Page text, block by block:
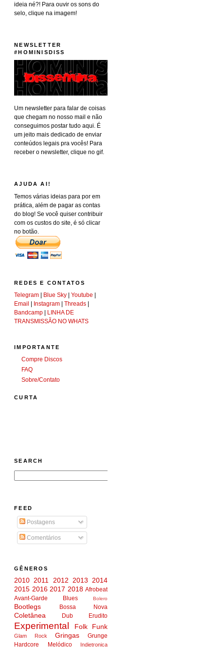
ideia né?! Para ouvir os sons do
selo, clique na imagem!
NEWSLETTER
#HOMINISDISS
Um newsletter para falar de coisas
que chegam no nosso mail e não
conseguimos postar tudo aqui. É
um jeito mais dedicado de enviar
conteúdos legais pra vocês! Para
receber o newsletter, clique no gif.
AJUDA AI!
Temos várias ideias para por em
prática, além de pagar as contas
do blog! Se você quiser contribuir
com os custos do site, é só clicar
no botão.
REDES E CONTATOS
Telegram | Blue Sky |Youtube |
Email | Instagram |Threads |
Bandcamp | LINHA DE
TRANSMISSÃO NO WHATS
IMPORTANTE
Compre Discos
FAQ
Sobre/Contato
CURTA
SEARCH
FEED
Postagens
Comentários
GÊNEROS
2010 2011 2012 2013 2014
2015 2016 2017 2018 Afrobeat
Avant-Garde
Blues Bolero
Bootlegs Bossa Nova
Coletânea Dub Erudito
Experimental Folk Funk
Glam Rock Gringas
Grunge
Hardcore Melódico
Indietronica